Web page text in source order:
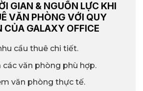
GIAN & NGUỒN LỰC KHI
VĂN PHÒNG VỚI QUY
CỦA GALAXY OFFICE
cầu thuê chi tiết.
các văn phòng phù hợp.
văn phòng thực tế.